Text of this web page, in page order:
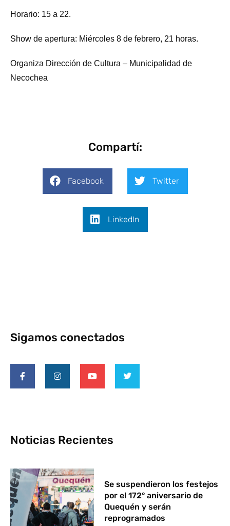
Horario: 15 a 22.
Show de apertura: Miércoles 8 de febrero, 21 horas.
Organiza Dirección de Cultura – Municipalidad de
Necochea
Compartí:
Facebook Twitter
LinkedIn
Sigamos conectados
Noticias Recientes
Se suspendieron los festejos
por el 172° aniversario de
Quequén y serán
reprogramados